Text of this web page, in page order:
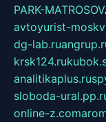
PARK-
avtoyurist-
dg-lab.ru
krsk124.ru
analitikaplus.ru
sloboda-
online-z.com